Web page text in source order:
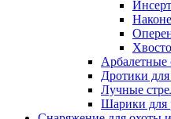
Арбалетные
Дротики
Лучные
Шарики для